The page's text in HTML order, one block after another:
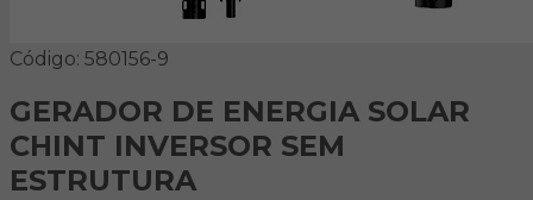
Código: 580156-9
GERADOR DE ENERGIA SOLAR
CHINT INVERSOR SEM
ESTRUTURA